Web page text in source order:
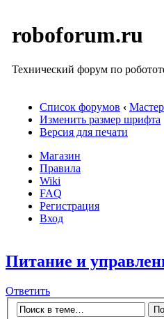
roboforum.ru
Технический форум по
Список форумов ‹
Изменить размер шрифта
Версия для печати
Магазин
Правила
Wiki
FAQ
Регистрация
Вход
Питание и
Ответить